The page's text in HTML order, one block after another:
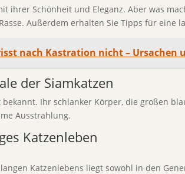
ihrer Schönheit und Eleganz. Aber was
Außerdem erhalten Sie Tipps für eine
nach Kastration nicht – Ursachen
der Siamkatzen
Ihr schlanker Körper, die großen
Ausstrahlung.
Katzenleben
Katzenlebens liegt sowohl in den